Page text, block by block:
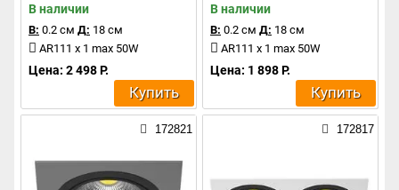
В наличии
В: 0.2 см Д: 18 см
AR111 x 1 max 50W
Цена: 2 498 Р.
Купить
В наличии
В: 0.2 см Д: 18 см
AR111 x 1 max 50W
Цена: 1 898 Р.
Купить
172821 172817